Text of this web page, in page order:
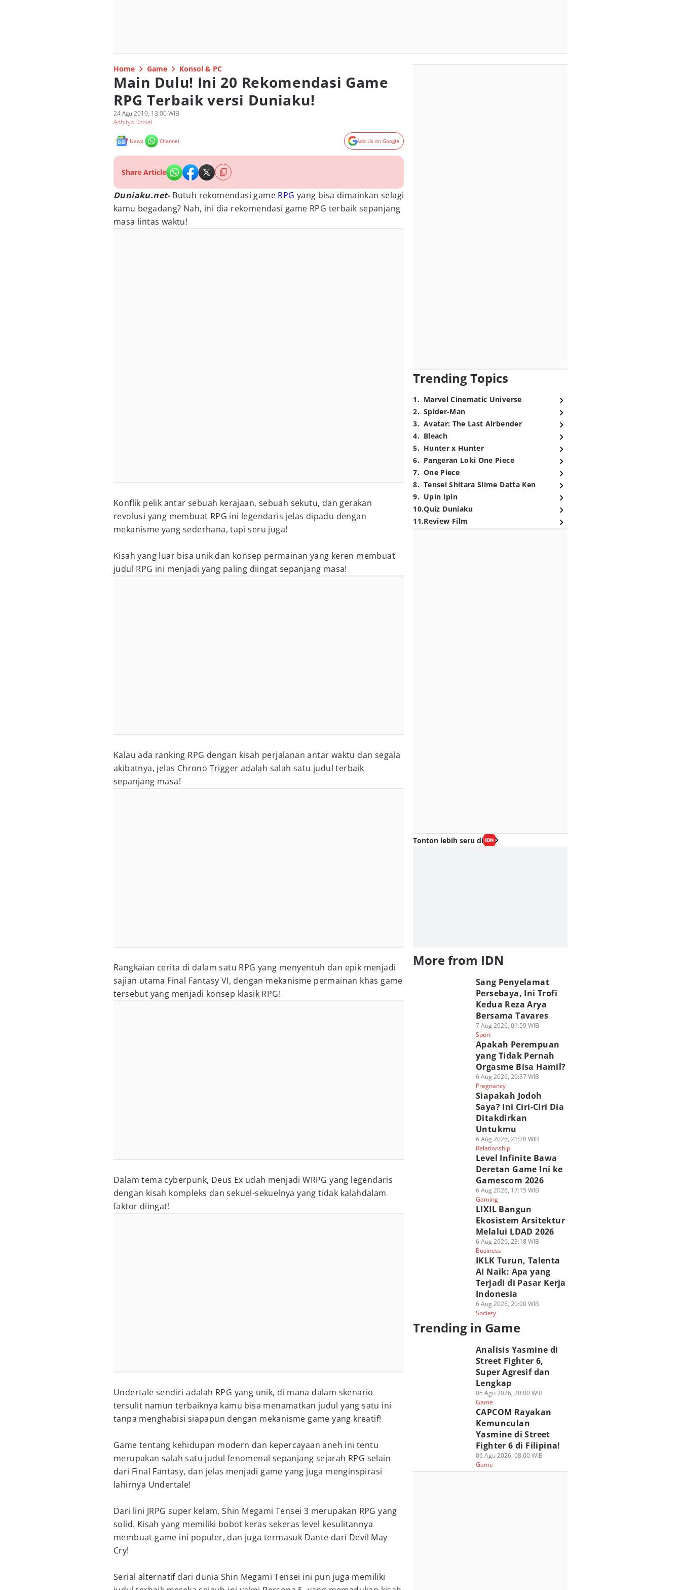
Home Game Konsol & PC
Main Dulu! Ini 20 Rekomendasi Game
RPG Terbaik versi Duniaku!
24 Agu 2019, 13:00 WIB
Adhitya Daniel
News Channel Add Us on Google
Share Article
Duniaku.net- Butuh rekomendasi game RPG yang bisa dimainkan selagi
kamu begadang? Nah, ini dia rekomendasi game RPG terbaik sepanjang
masa lintas waktu!
Konflik pelik antar sebuah kerajaan, sebuah sekutu, dan gerakan
revolusi yang membuat RPG ini legendaris jelas dipadu dengan
mekanisme yang sederhana, tapi seru juga!
Kisah yang luar bisa unik dan konsep permainan yang keren membuat
judul RPG ini menjadi yang paling diingat sepanjang masa!
Kalau ada ranking RPG dengan kisah perjalanan antar waktu dan segala
akibatnya, jelas Chrono Trigger adalah salah satu judul terbaik
sepanjang masa!
Rangkaian cerita di dalam satu RPG yang menyentuh dan epik menjadi
sajian utama Final Fantasy VI, dengan mekanisme permainan khas game
tersebut yang menjadi konsep klasik RPG!
Dalam tema cyberpunk, Deus Ex udah menjadi WRPG yang legendaris
dengan kisah kompleks dan sekuel-sekuelnya yang tidak kalahdalam
faktor diingat!
Undertale sendiri adalah RPG yang unik, di mana dalam skenario
tersulit namun terbaiknya kamu bisa menamatkan judul yang satu ini
tanpa menghabisi siapapun dengan mekanisme game yang kreatif!
Game tentang kehidupan modern dan kepercayaan aneh ini tentu
merupakan salah satu judul fenomenal sepanjang sejarah RPG selain
dari Final Fantasy, dan jelas menjadi game yang juga menginspirasi
lahirnya Undertale!
Dari lini JRPG super kelam, Shin Megami Tensei 3 merupakan RPG yang
solid. Kisah yang memiliki bobot keras sekeras level kesulitannya
membuat game ini populer, dan juga termasuk Dante dari Devil May
Cry!
Serial alternatif dari dunia Shin Megami Tensei ini pun juga memiliki
Trending Topics
1. Marvel Cinematic Universe
2. Spider-Man
3. Avatar: The Last Airbender
4. Bleach
5. Hunter x Hunter
6. Pangeran Loki One Piece
7. One Piece
8. Tensei Shitara Slime Datta Ken
9. Upin Ipin
10.Quiz Duniaku
11.Review Film
Tonton lebih seru di
More from IDN
Sang Penyelamat
Persebaya, Ini Trofi
Kedua Reza Arya
Bersama Tavares
7 Aug 2026, 01:59 WIB
Sport
Apakah Perempuan
yang Tidak Pernah
Orgasme Bisa Hamil?
6 Aug 2026, 20:37 WIB
Pregnancy
Siapakah Jodoh
Saya? Ini Ciri-Ciri Dia
Ditakdirkan
Untukmu
6 Aug 2026, 21:20 WIB
Relationship
Level Infinite Bawa
Deretan Game Ini ke
Gamescom 2026
6 Aug 2026, 17:15 WIB
Gaming
LIXIL Bangun
Ekosistem Arsitektur
Melalui LDAD 2026
6 Aug 2026, 23:18 WIB
Business
IKLK Turun, Talenta
AI Naik: Apa yang
Terjadi di Pasar Kerja
Indonesia
6 Aug 2026, 20:00 WIB
Society
Trending in Game
Analisis Yasmine di
Street Fighter 6,
Super Agresif dan
Lengkap
05 Agu 2026, 20:00 WIB
Game
CAPCOM Rayakan
Kemunculan
Yasmine di Street
Fighter 6 di Filipina!
06 Agu 2026, 08:00 WIB
Game